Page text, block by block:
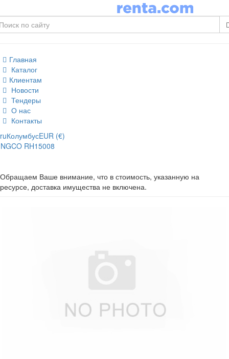
Главная
Каталог
Клиентам
Новости
Тендеры
О нас
Контакты
ruКолумбусEUR (€)
RH15008
Обращаем Ваше внимание, что в стоимость, указанную на
ресурсе, доставка имущества не включена.